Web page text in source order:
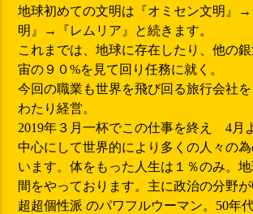
地球初めての文明は『オミセン文明』
明』→『レムリア』と続きます。
これまでは、地球に存在したり、他の
宙の９０%を見て回り任務に就く。
今回の職業も世界を飛び回る旅行会社
わたり経営。
2019年３月一杯でこの仕事を終え 4月
中心にして世界的により多くの人々の
います。体をもった人生は１％のみ。
間をやっております。主に政治の分野
超超個性派 のパワフルウーマン。50年